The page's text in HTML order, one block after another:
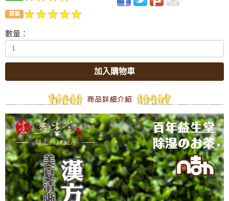
買氣
數量：
加入購物車